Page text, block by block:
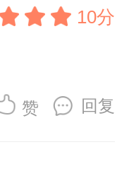
10分
回复
赞